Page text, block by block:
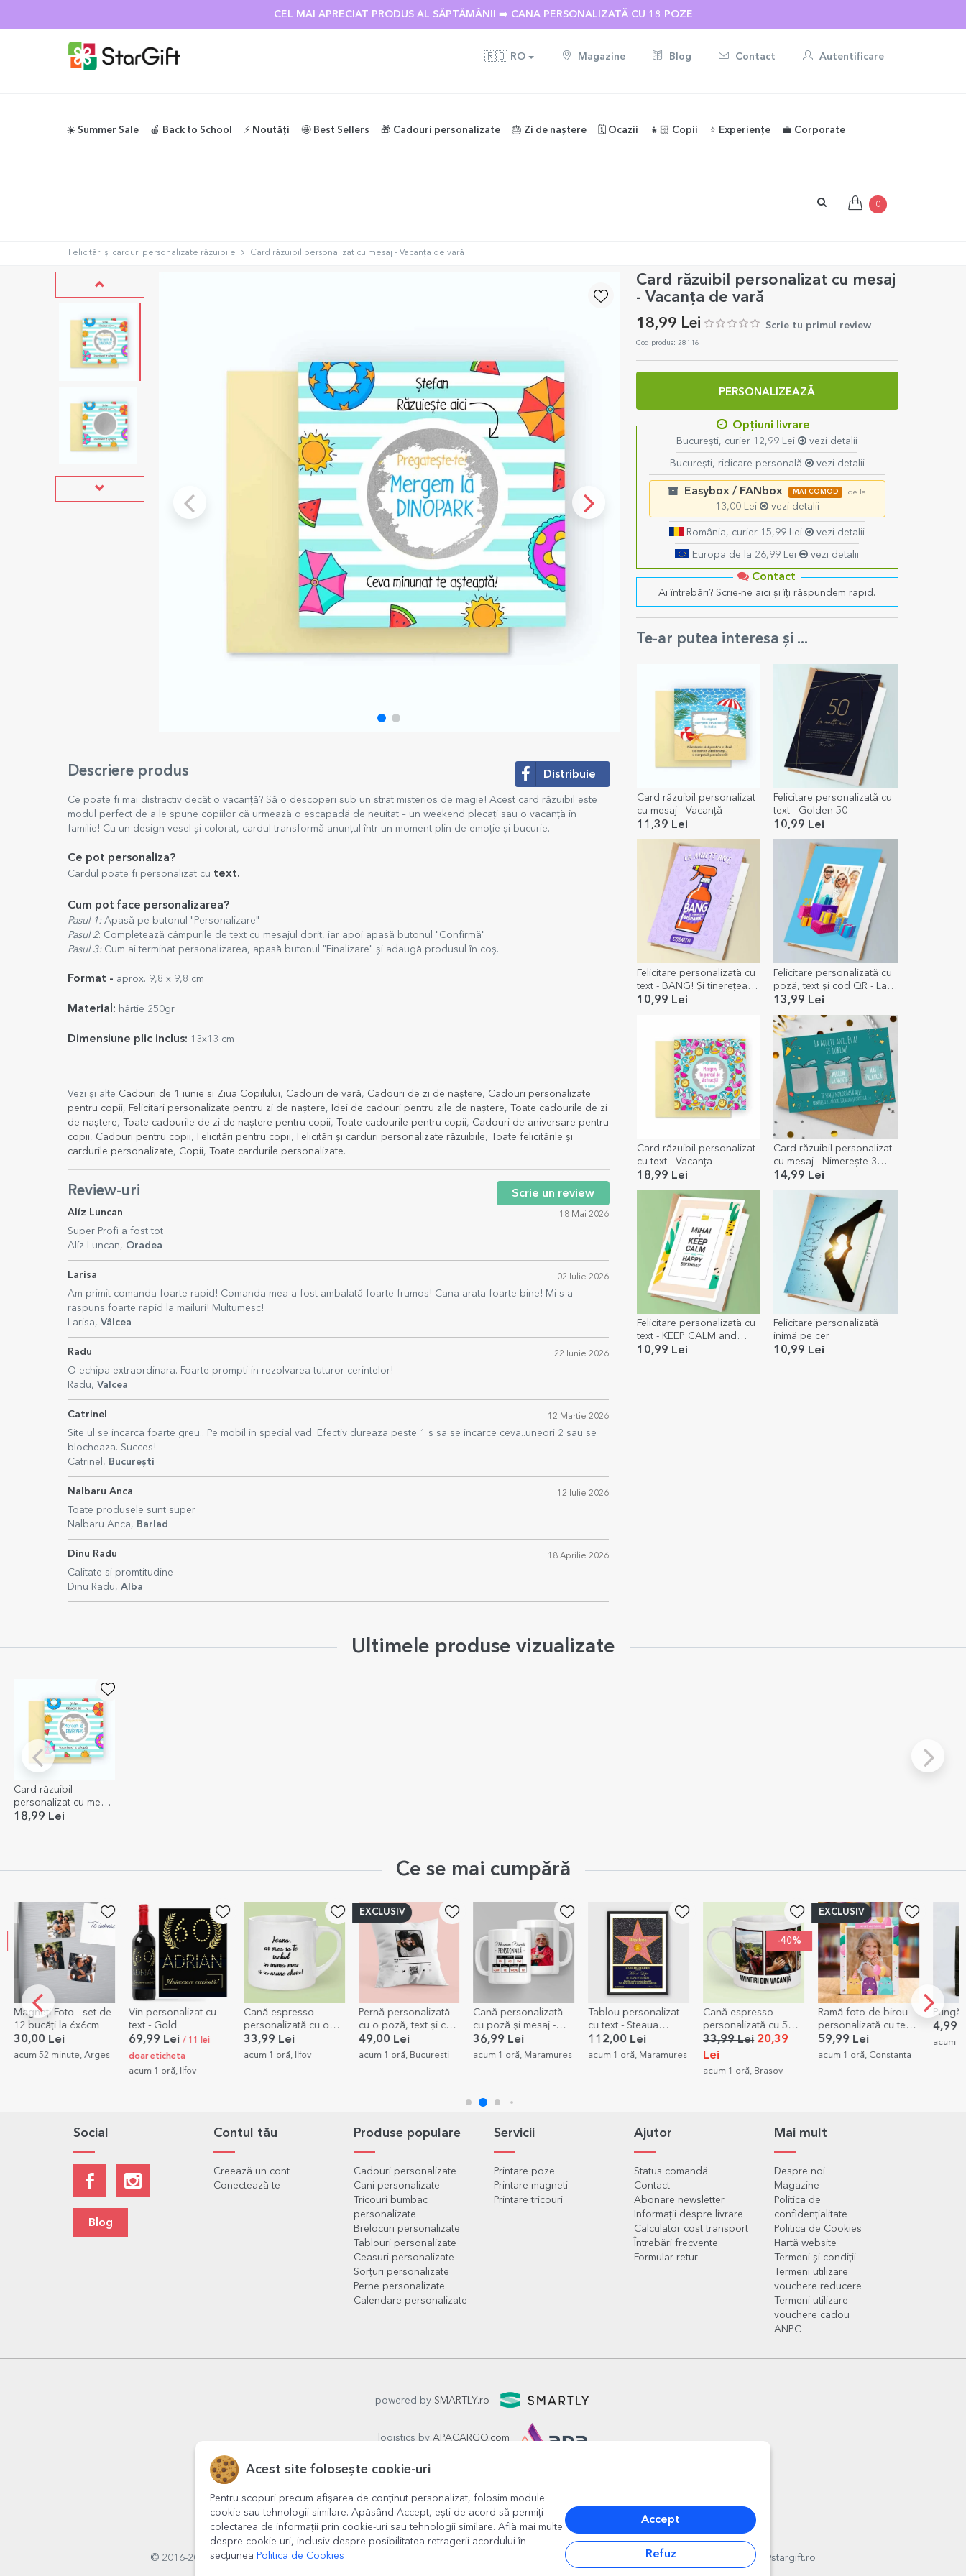
CEL MAI APRECIAT PRODUS AL SĂPTĂMÂNII ➡️ CANA PERSONALIZATĂ CU 18 POZE
🇷🇴 RO Magazine Blog Contact Autentificare
☀️ Summer Sale 🍎 Back to School ⚡️ Noutăți 🤩 Best Sellers 🎁 Cadouri personalizate 🎂 Zi de naștere 🗓️ Ocazii 👧🏻 Copii ⭐️ Experiențe 💼 Corporate
0
Felicitări și carduri personalizate răzuibile Card răzuibil personalizat cu mesaj - Vacanța de vară
Card răzuibil personalizat cu mesaj
- Vacanța de vară
18,99 Lei Scrie tu primul review
Cod produs: 28116
PERSONALIZEAZĂ
Opțiuni livrare
București, curier 12,99 Lei vezi detalii
București, ridicare personală vezi detalii
Easybox / FANbox MAI COMOD de la
13,00 Lei vezi detalii
România, curier 15,99 Lei vezi detalii
Europa de la 26,99 Lei vezi detalii
Contact
Ai întrebări? Scrie-ne aici și îți răspundem rapid.
Te-ar putea interesa și ...
Card răzuibil personalizat
cu mesaj - Vacanță
11,39 Lei
Felicitare personalizată cu
text - Golden 50
10,99 Lei
Felicitare personalizată cu
text - BANG! Și tinerețea
dispare
10,99 Lei
Felicitare personalizată cu
poză, text și cod QR - La
mulți ani
13,99 Lei
Card răzuibil personalizat
cu text - Vacanța
18,99 Lei
Card răzuibil personalizat
cu mesaj - Nimerește 3
cadouri și câștigă
14,99 Lei
Felicitare personalizată cu
text - KEEP CALM and
happy birthday
10,99 Lei
Felicitare personalizată
inimă pe cer
10,99 Lei
Descriere produs Distribuie
Ce poate fi mai distractiv decât o vacanță? Să o descoperi sub un strat misterios de magie! Acest card răzuibil este
modul perfect de a le spune copiilor că urmează o escapadă de neuitat – un weekend plecați sau o vacanță în
familie! Cu un design vesel și colorat, cardul transformă anunțul într-un moment plin de emoție și bucurie.
Ce pot personaliza?
Cardul poate fi personalizat cu text.
Cum pot face personalizarea?
Pasul 1: Apasă pe butonul "Personalizare"
Pasul 2: Completează câmpurile de text cu mesajul dorit, iar apoi apasă butonul "Confirmă"
Pasul 3: Cum ai terminat personalizarea, apasă butonul "Finalizare" și adaugă produsul în coș.
Format - aprox. 9,8 x 9,8 cm
Material: hârtie 250gr
Dimensiune plic inclus: 13x13 cm
Vezi și alte Cadouri de 1 iunie si Ziua Copilului, Cadouri de vară, Cadouri de zi de naștere, Cadouri personalizate
pentru copii, Felicitări personalizate pentru zi de naștere, Idei de cadouri pentru zile de naștere,
Toate cadourile de zi
de naștere, Toate cadourile de zi de naștere pentru copii, Toate cadourile pentru copii, Cadouri de aniversare pentru
copii, Cadouri pentru copii, Felicitări pentru copii, Felicitări și carduri personalizate răzuibile,
Toate felicitările și
cardurile personalizate, Copii, Toate cardurile personalizate.
Review-uri Scrie un review
Alíz Luncan 18 Mai 2026
Super Profi a fost tot
Alíz Luncan, Oradea
Larisa 02 Iulie 2026
Am primit comanda foarte rapid! Comanda mea a fost ambalată foarte frumos! Cana arata foarte bine! Mi s-a
raspuns foarte rapid la mailuri! Multumesc!
Larisa, Vâlcea
Radu 22 Iunie 2026
O echipa extraordinara. Foarte prompti in rezolvarea tuturor cerintelor!
Radu, Valcea
Catrinel 12 Martie 2026
Site ul se incarca foarte greu.. Pe mobil in special vad. Efectiv dureaza peste 1 s sa se incarce ceva..uneori 2 sau se
blocheaza. Succes!
Catrinel, București
Nalbaru Anca 12 Iulie 2026
Toate produsele sunt super
Nalbaru Anca, Barlad
Dinu Radu 18 Aprilie 2026
Calitate si promtitudine
Dinu Radu, Alba
Ultimele produse vizualizate
Card răzuibil
personalizat cu mesaj
- Vacanța de vară
18,99 Lei
Ce se mai cumpără
Magneți Foto - set de
12 bucăți la 6x6cm
30,00 Lei
acum 52 minute, Arges
Vin personalizat cu
text - Gold
69,99 Lei / 11 lei
doar eticheta
acum 1 oră, Ilfov
Cană espresso
personalizată cu o
poză și text
33,99 Lei
acum 1 oră, Ilfov
EXCLUSIV
Pernă personalizată
cu o poză, text și cod
QR - Melodia noastră
49,00 Lei
acum 1 oră, Bucuresti
Cană personalizată
cu poză și mesaj -
Pensionare
36,99 Lei
acum 1 oră, Maramures
Tablou personalizat
cu text - Steaua
recunoștinței pentru
pensionare
112,00 Lei
acum 1 oră, Maramures
-40%
Cană espresso
personalizată cu 5
poze și text - Amintiri
33,99 Lei20,39
Lei
acum 1 oră, Brasov
EXCLUSIV
Ramă foto de birou
personalizată cu text
și o poză - La mulți
ani!
59,99 Lei
acum 1 oră, Constanta
Pungă
4,99
acum 1
Social
Blog
Contul tău
Creează un cont
Conectează-te
Produse populare
Cadouri personalizate
Cani personalizate
Tricouri bumbac
personalizate
Brelocuri personalizate
Tablouri personalizate
Ceasuri personalizate
Sorțuri personalizate
Perne personalizate
Calendare personalizate
Servicii
Printare poze
Printare magneti
Printare tricouri
Ajutor
Status comandă
Contact
Abonare newsletter
Informații despre livrare
Calculator cost transport
Întrebări frecvente
Formular retur
Mai mult
Despre noi
Magazine
Politica de
confidențialitate
Politica de Cookies
Hartă website
Termeni și condiții
Termeni utilizare
vouchere reducere
Termeni utilizare
vouchere cadou
ANPC
powered by SMARTLY.ro
logistics byAPACARGO.com
© 2016-2026 StarGift Romania,București Sector 1 , cod postal012178
contact@stargift.ro
Acest site folosește cookie-uri
Pentru scopuri precum afișarea de conținut personalizat, folosim module
cookie sau tehnologii similare. Apăsând Accept, ești de acord să permiți
colectarea de informații prin cookie-uri sau tehnologii similare. Află mai multe
despre cookie-uri, inclusiv despre posibilitatea retragerii acordului în
secțiunea Politica de Cookies
Accept
Refuz